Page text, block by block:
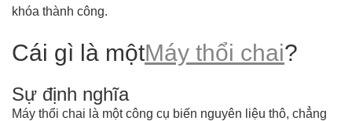
khóa thành công.
Cái gì là mộtMáy thổi chai?
Sự định nghĩa
Máy thổi chai là một công cụ biến nguyên liệu thô, chẳng